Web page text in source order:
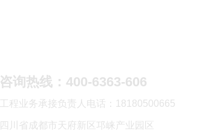
咨询热线：400-6363-606
工程业务承接负责人电话：18180500665
四川省成都市天府新区邛崃产业园区